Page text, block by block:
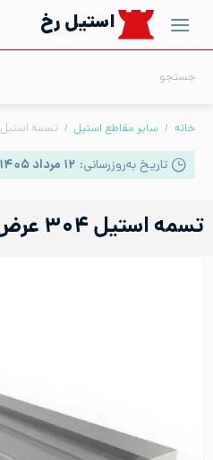
content
استیل رخ
خانه / سایر مقاطع استیل / تسمه استیل
تاریخ به‌روزرسانی: ۱۲ مرداد ۱۴۰۵ | ۱۶:۳۶
تسمه استیل ۳۰۴ عرض ۳۰ ضخامت ۱۰